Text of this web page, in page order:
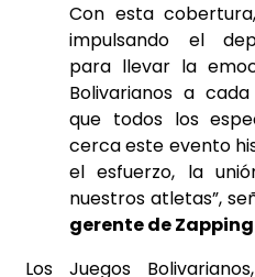
Con esta
impulsando el
para llevar la
Bolivarianos a
que todos los
cerca este evento
el esfuerzo, la
nuestros atletas”,
gerente de
Los Juegos